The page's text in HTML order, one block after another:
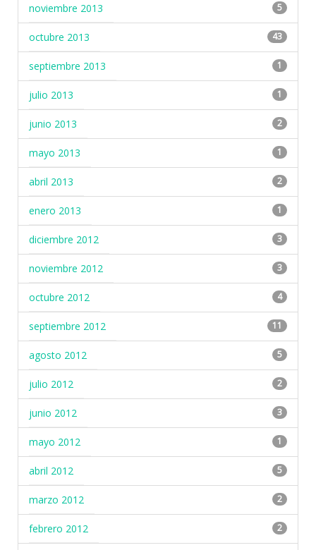
noviembre 2013 5
octubre 2013 43
septiembre 2013 1
julio 2013 1
junio 2013 2
mayo 2013 1
abril 2013 2
enero 2013 1
diciembre 2012 3
noviembre 2012 3
octubre 2012 4
septiembre 2012 11
agosto 2012 5
julio 2012 2
junio 2012 3
mayo 2012 1
abril 2012 5
marzo 2012 2
febrero 2012 2